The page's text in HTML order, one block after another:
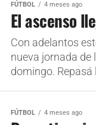
FÚTBOL 4 meses ago
El ascenso
Con adelantos
nueva jornada de
domingo.
FÚTBOL 4 meses ago